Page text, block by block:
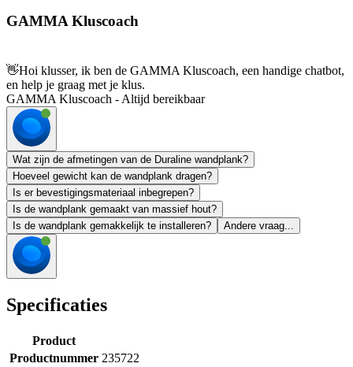
GAMMA Kluscoach
👋Hoi klusser, ik ben de GAMMA Kluscoach, een handige chatbot,
en help je graag met je klus.
GAMMA Kluscoach - Altijd bereikbaar
Wat zijn de afmetingen van de Duraline wandplank?
Hoeveel gewicht kan de wandplank dragen?
Is er bevestigingsmateriaal inbegrepen?
Is de wandplank gemaakt van massief hout?
Is de wandplank gemakkelijk te installeren?
Andere vraag...
Specificaties
Product
Productnummer 235722